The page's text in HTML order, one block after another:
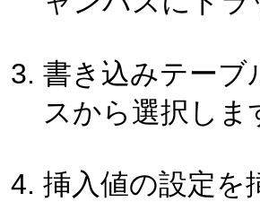
書き込みテーブ
スから選択しま
挿入値の設定を